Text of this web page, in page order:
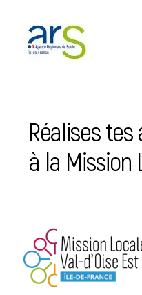
Réalises
à la Mission